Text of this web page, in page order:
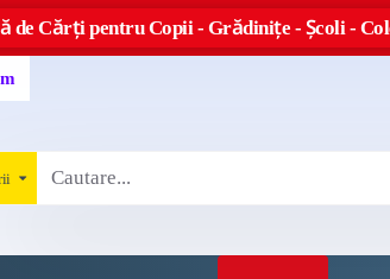
de Cărți pentru Copii - Grădinițe - Școli -